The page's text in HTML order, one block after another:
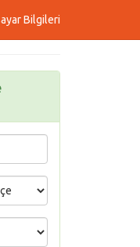
Bilgileri